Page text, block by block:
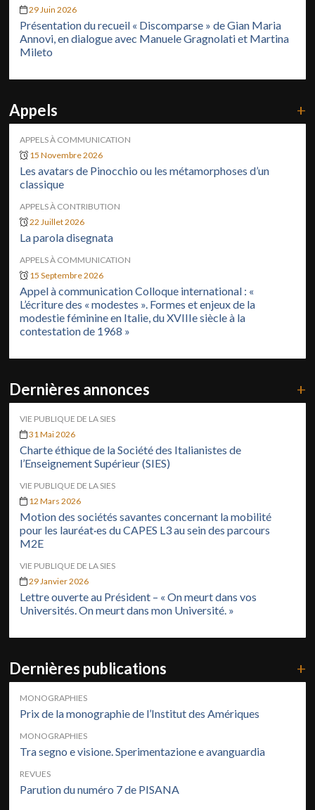
29 Juin 2026
Présentation du recueil « Discomparse » de Gian Maria
Annovi, en dialogue avec Manuele Gragnolati et Martina
Mileto
Appels +
APPELS À COMMUNICATION
15 Novembre 2026
Les avatars de Pinocchio ou les métamorphoses d’un
classique
APPELS À CONTRIBUTION
22 Juillet 2026
La parola disegnata
APPELS À COMMUNICATION
15 Septembre 2026
Appel à communication Colloque international : «
L’écriture des « modestes ». Formes et enjeux de la
modestie féminine en Italie, du XVIIIe siècle à la
contestation de 1968 »
Dernières annonces +
VIE PUBLIQUE DE LA SIES
31 Mai 2026
Charte éthique de la Société des Italianistes de
l’Enseignement Supérieur (SIES)
VIE PUBLIQUE DE LA SIES
12 Mars 2026
Motion des sociétés savantes concernant la mobilité
pour les lauréat·es du CAPES L3 au sein des parcours
M2E
VIE PUBLIQUE DE LA SIES
29 Janvier 2026
Lettre ouverte au Président – « On meurt dans vos
Universités. On meurt dans mon Université. »
Dernières publications +
MONOGRAPHIES
Prix de la monographie de l’Institut des Amériques
MONOGRAPHIES
Tra segno e visione. Sperimentazione e avanguardia
REVUES
Parution du numéro 7 de PISANA